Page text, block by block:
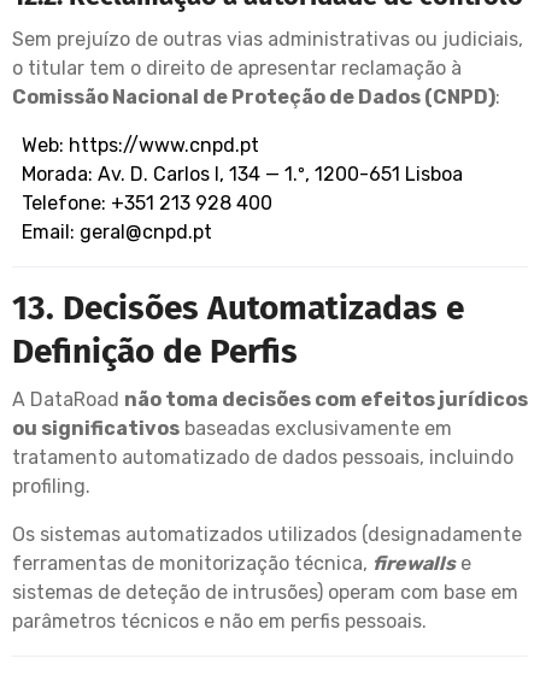
Sem prejuízo de outras vias administrativas ou judiciais,
o titular tem o direito de apresentar reclamação à
Comissão Nacional de Proteção de Dados (CNPD):
Web: https://www.cnpd.pt
Morada: Av. D. Carlos I, 134 — 1.º, 1200-651 Lisboa
Telefone: +351 213 928 400
Email: geral@cnpd.pt
13. Decisões Automatizadas e
Definição de Perfis
A DataRoad não toma decisões com efeitos jurídicos
ou significativos baseadas exclusivamente em
tratamento automatizado de dados pessoais, incluindo
profiling.
Os sistemas automatizados utilizados (designadamente
ferramentas de monitorização técnica, firewallse
sistemas de deteção de intrusões) operam com base em
parâmetros técnicos e não em perfis pessoais.